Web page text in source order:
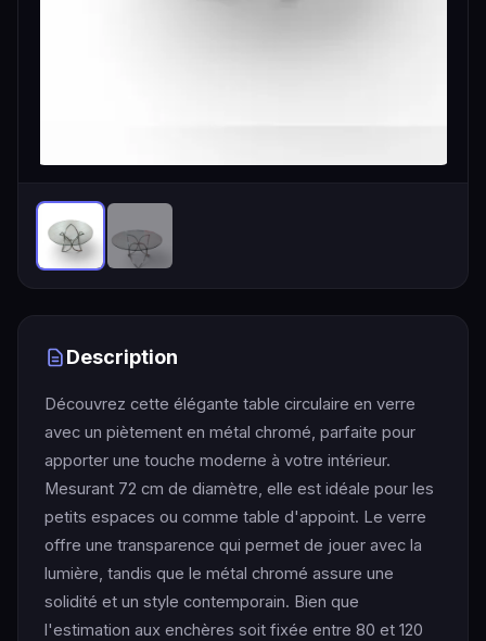
Description
Découvrez cette élégante table circulaire en verre
avec un piètement en métal chromé, parfaite pour
apporter une touche moderne à votre intérieur.
Mesurant 72 cm de diamètre, elle est idéale pour les
petits espaces ou comme table d'appoint. Le verre
offre une transparence qui permet de jouer avec la
lumière, tandis que le métal chromé assure une
solidité et un style contemporain. Bien que
l'estimation aux enchères soit fixée entre 80 et 120